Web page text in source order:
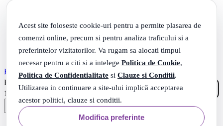
Acest site foloseste cookie-uri pentru a permite plasarea de
comenzi online, precum si pentru analiza traficului si a
preferintelor vizitatorilor. Va rugam sa alocati timpul
necesar pentru a citi si a intelege Politica de Cookie,
Politica de Confidentialitate si Clauze si Conditii.
Utilizarea in continuare a site-ului implică acceptarea
acestor politici, clauze si conditii.
Modifica preferinte
Extraordinarele aventuri ale lui Arsene Lupin - Maurice Leblanc
PRP: 25
.00
18
75